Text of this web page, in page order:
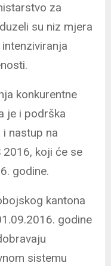
za
su niz mjera
konkurentne
je i podrška
nastup na
2016, koji će se
godine.
kantona
godine
sistemu